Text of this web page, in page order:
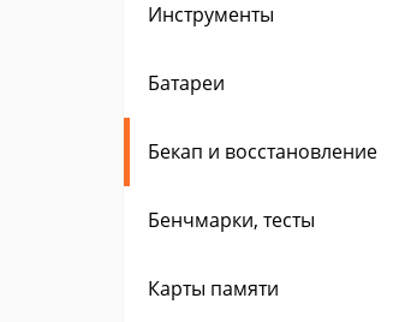
Инструменты
Батареи
Бекап и восстановление
Бенчмарки, тесты
Карты памяти